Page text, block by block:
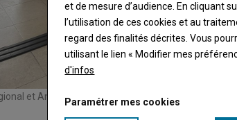
et Anne Stanghellini, directrice du contrôle/LCTI
et de mesure d’audience. En cliquant
l’utilisation de ces cookies et au
regard des finalités décrites. Vous
utilisant le lien « Modifier mes
d'infos
Paramétrer mes cookies